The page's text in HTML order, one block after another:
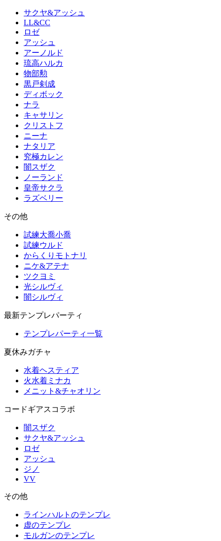
サクヤ&アッシュ
LL&CC
ロゼ
アッシュ
アーノルド
琉高ハルカ
物部勲
黒戸剣成
ディボック
ナラ
キャサリン
クリストフ
ニーナ
ナタリア
究極カレン
闇スザク
ノーランド
皇帝サクラ
ラズベリー
その他
試練大喬小喬
試練ウルド
からくりモトナリ
ニケ&アテナ
ツクヨミ
光シルヴィ
闇シルヴィ
最新テンプレパーティ
テンプレパーティ一覧
夏休みガチャ
水着ヘスティア
火水着ミナカ
メニット&チャオリン
コードギアスコラボ
闇スザク
サクヤ&アッシュ
ロゼ
アッシュ
ジノ
VV
その他
ラインハルトのテンプレ
虚のテンプレ
モルガンのテンプレ